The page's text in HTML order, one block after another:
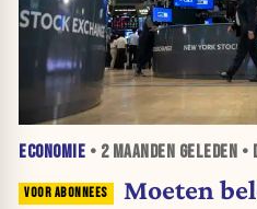
ECONOMIE • 2 MAANDEN GELEDEN •
Moeten